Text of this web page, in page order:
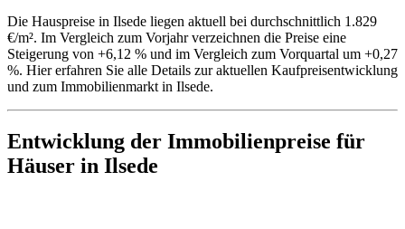
Die Hauspreise in Ilsede liegen aktuell bei durchschnittlich 1.829
€/m². Im Vergleich zum Vorjahr verzeichnen die Preise eine
Steigerung von +6,12 % und im Vergleich zum Vorquartal um +0,27
%. Hier erfahren Sie alle Details zur aktuellen Kaufpreisentwicklung
und zum Immobilienmarkt in Ilsede.
Entwicklung der Immobilienpreise für
Häuser in Ilsede